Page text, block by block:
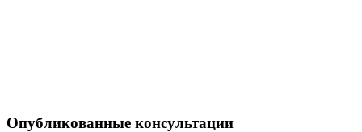
Опубликованные консультации